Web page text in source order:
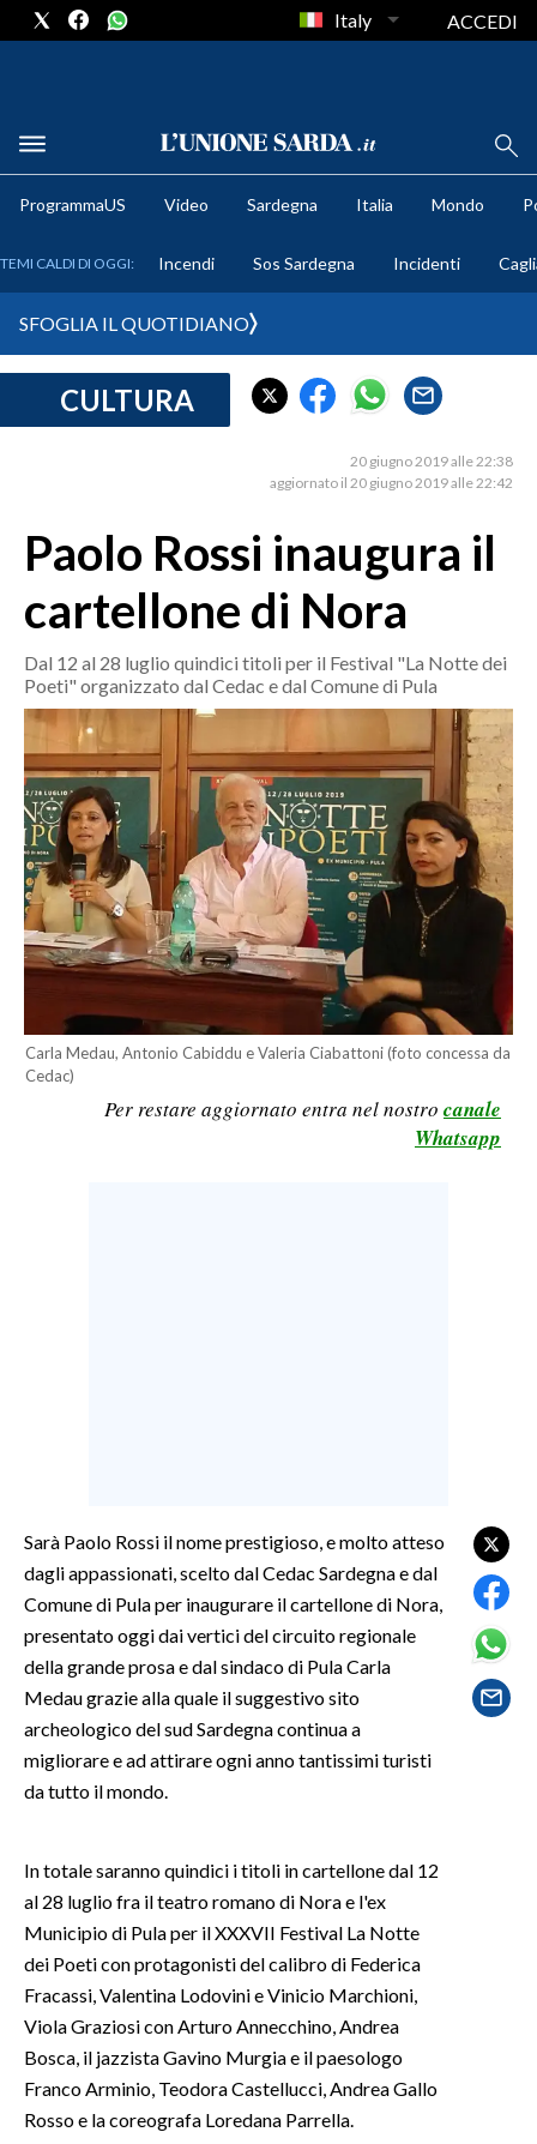
METEO
CRONACA SARDEGNA
MEDIO CAMPIDANO
SASSARI E PROVINCIA
GALLURA
NUORO E PROVINCIA
OGLIASTRA
AGENDA
CRONACA
ITALIA
MONDO
POLITICA
ECONOMIA
SERVIZI ALLE IMPRESE
ALTRI SPORT
CULTURA
SPETTACOLI
GOSSIP
SARDI NEL MONDO
NOTIZIE
EVENTI
#CARAUNIONE
3 MINUTI CON
Italy ACCEDI
ProgrammaUS Video Sardegna Italia Mondo
TEMI CALDI DI OGGI: Incendi Sos Sardegna Incidenti
SFOGLIA IL QUOTIDIANO
CULTURA
20 giugno 2019 alle 22:38
aggiornato il 20 giugno 2019 alle 22:42
Paolo Rossi inaugura il
cartellone di Nora
Dal 12 al 28 luglio quindici titoli per il Festival "La Notte dei
Poeti" organizzato dal Cedac e dal Comune di Pula
Carla Medau, Antonio Cabiddu e Valeria Ciabattoni (foto concessa da
Cedac)
Per restare aggiornato entra nel nostro canale
Whatsapp
Sarà Paolo Rossi il nome prestigioso, e molto atteso
dagli appassionati, scelto dal Cedac Sardegna e dal
Comune di Pula per inaugurare il cartellone di Nora,
presentato oggi dai vertici del circuito regionale
della grande prosa e dal sindaco di Pula Carla
Medau grazie alla quale il suggestivo sito
archeologico del sud Sardegna continua a
migliorare e ad attirare ogni anno tantissimi turisti
da tutto il mondo.
In totale saranno quindici i titoli in cartellone dal 12
al 28 luglio fra il teatro romano di Nora e l'ex
Municipio di Pula per il XXXVII Festival La Notte
dei Poeti con protagonisti del calibro di Federica
Fracassi, Valentina Lodovini e Vinicio Marchioni,
Viola Graziosi con Arturo Annecchino, Andrea
Bosca, il jazzista Gavino Murgia e il paesologo
Franco Arminio, Teodora Castellucci, Andrea Gallo
Rosso e la coreografa Loredana Parrella.